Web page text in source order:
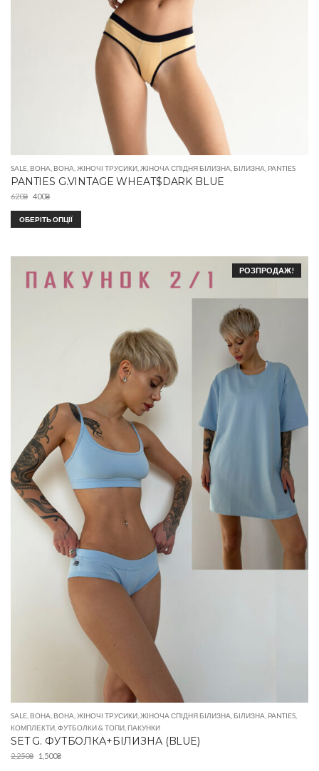
SALE ВОНА ВОНА ЖІНОЧІ ТРУСИКИ ЖІНОЧА СПІДНЯ БІЛИЗНА БІЛИЗНА PANTIES
PANTIES G.VINTAGE WHEAT$DARK BLUE
620₴ 400₴
ОБЕРІТЬ ОПЦІЇ
РОЗПРОДАЖ!
SALE ВОНА ВОНА ЖІНОЧІ ТРУСИКИ ЖІНОЧА СПІДНЯ БІЛИЗНА БІЛИЗНА PANTIES
КОМПЛЕКТИ ФУТБОЛКИ & ТОПИ ПАКУНКИ
SET G. ФУТБОЛКА+БІЛИЗНА (BLUE)
2,250₴ 1,500₴